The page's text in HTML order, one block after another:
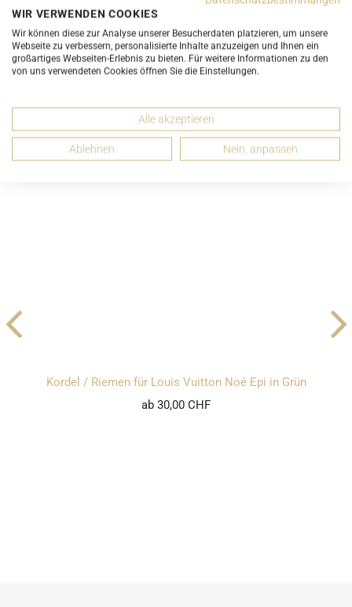
EMPFEHLEN
Kordel / Riemen für Louis Vuitton Noé Epi in Grün
ab 30,00 CHF
WIR VERWENDEN COOKIES
Wir können diese zur Analyse unserer Besucherdaten platzieren, um unsere
Webseite zu verbessern, personalisierte Inhalte anzuzeigen und Ihnen ein
großartiges Webseiten-Erlebnis zu bieten. Für weitere Informationen zu den
von uns verwendeten Cookies öffnen Sie die Einstellungen.
Alle akzeptieren
Ablehnen Nein, anpassen